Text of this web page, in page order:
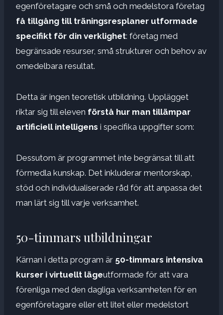
egenföretagare och små och medelstora företag
få tillgång till träningsresplaner utformade
specifikt för din verklighet: företag med
begränsade resurser, små strukturer och behov av
omedelbara resultat.
Detta är ingen teoretisk utbildning. Upplägget
riktar sig till eleven förstå hur man tillämpar
artificiell intelligens i specifika uppgifter som:
Dessutom är programmet inte begränsat till att
förmedla kunskap. Det inkluderar mentorskap,
stöd och individualiserade råd för att anpassa det
man lärt sig till varje verksamhet.
50-timmars utbildningar
Kärnan i detta program är 50-timmars intensiva
kurser i virtuellt lägeutformade för att vara
förenliga med den dagliga verksamheten för en
egenföretagare eller ett litet eller medelstort